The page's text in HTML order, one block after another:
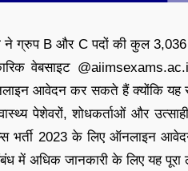
ने ग्रुप B और C पदों की कुल
वेबसाइट
आवेदन कर सकते हैं क्योंकि यह
पेशेवरों, शोधकर्ताओं और
भर्ती 2023 के लिए ऑनलाइन
में अधिक जानकारी के लिए यह